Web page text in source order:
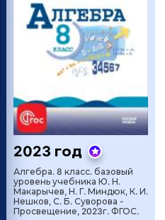
2023 год
Алгебра. 8 класс. базовый
уровень учебника Ю. Н.
Макарычев, Н. Г. Миндюк, К. И.
Нешков, С. Б. Суворова -
Просвещение, 2023г. ФГОС.